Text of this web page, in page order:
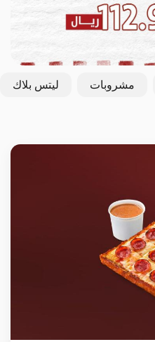
مشروبات ليتس بلاك